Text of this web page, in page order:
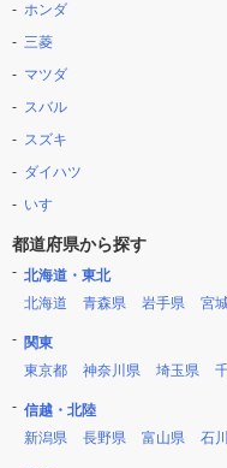
ホンダ
三菱
マツダ
スバル
スズキ
ダイハツ
いすゞ
都道府県から探す
北海道・東北
北海道
青森県 岩手県 宮
関東
東京都
神奈川県 埼玉県
信越・北陸
新潟県
長野県 富山県 石